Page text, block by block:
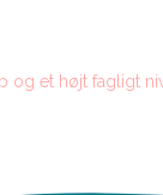
og et højt fagligt